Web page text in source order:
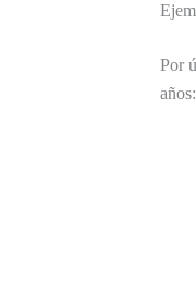
Por
años: